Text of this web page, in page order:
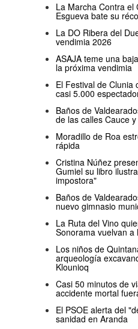
La Marcha Contra el
Esgueva bate su
La DO Ribera del
vendimia 2026
ASAJA teme una
la próxima vendimia
El Festival de Clunia
casi 5.000
Baños de
de las calles Cauce
Moradillo de Roa
rápida
Cristina Núñez
Gumiel su libro
impostora"
Baños de
nuevo gimnasio
La Ruta del Vino
Sonorama vuelvan a
Los niños de
arqueología
Klounioq
Casi 50 minutos de
accidente mortal
El PSOE alerta del
sanidad en Aranda